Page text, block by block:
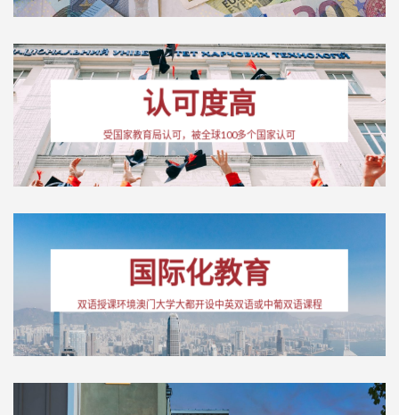
认可度高
受国家教育局认可，被全球100多个国家认可
国际化教育
双语授课环境澳门大学大都开设中英双语或中葡双语课程